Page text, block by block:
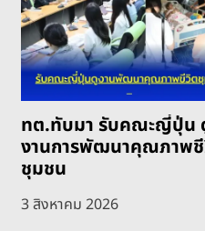
ทต.ทับมา รับคณะญี่ปุ่น
งานการพัฒนาคุณภาพ
ชุมชน
3 สิงหาคม 2026